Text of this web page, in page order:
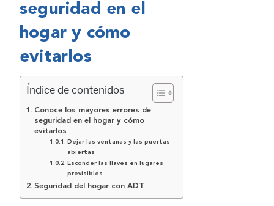
seguridad en el
hogar y cómo
evitarlos
Índice de contenidos
Conoce los mayores errores de
seguridad en el hogar y cómo
evitarlos
Dejar las ventanas y las puertas
abiertas
Esconder las llaves en lugares
previsibles
Seguridad del hogar con ADT